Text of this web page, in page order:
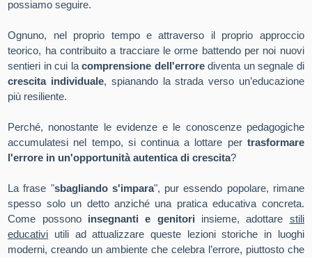
possiamo seguire.
Ognuno, nel proprio tempo e attraverso il proprio approccio
teorico, ha contribuito a tracciare le orme battendo per noi nuovi
sentieri in cui lacomprensione dell'errorediventa un segnale di
crescita individuale, spianando la strada verso un’educazione
più resiliente.
Perché, nonostante le evidenze e le conoscenze pedagogiche
accumulatesi nel tempo, si continua a lottare per trasformare
l'errore in un'opportunità autentica di crescita?
La frase "sbagliando s'impara", pur essendo popolare, rimane
spesso solo un detto anziché una pratica educativa concreta.
Come possono insegnanti e genitori insieme, adottare stili
educativi utili ad attualizzare queste lezioni storiche in luoghi
moderni, creando un ambiente che celebra l’errore, piuttosto che